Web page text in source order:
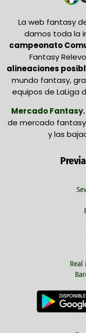
La web fantasy
damos toda la
campeonato
Fantasy
alineaciones
mundo fantasy,
equipos de LaLiga
Mercado Fantasy.
de mercado
y las
Real